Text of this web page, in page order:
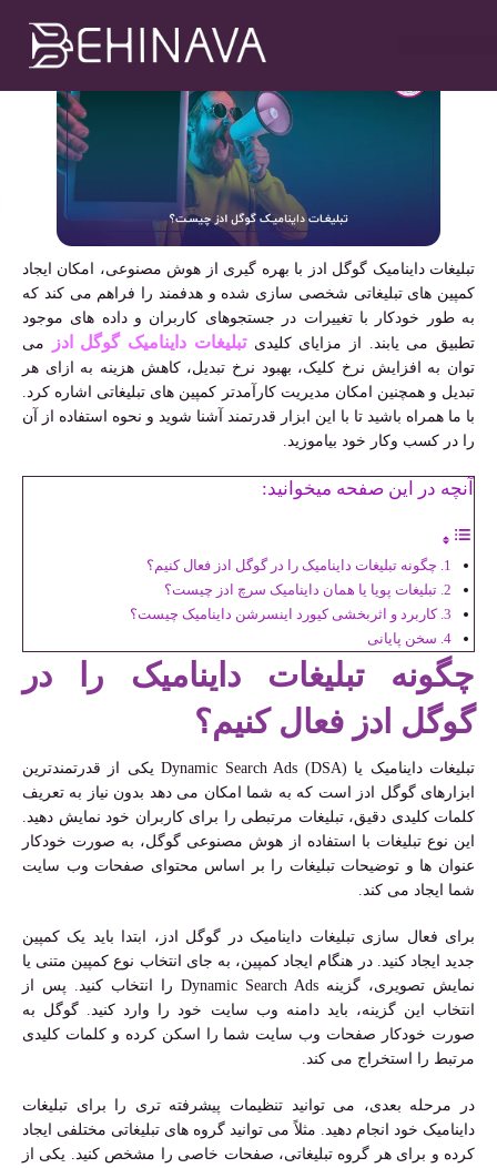
تبلیغات داینامیک گوگل ادز با بهره گیری از هوش مصنوعی، امکان ایجاد
کمپین های تبلیغاتی شخصی سازی شده و هدفمند را فراهم می کند که
به طور خودکار با تغییرات در جستجوهای کاربران و داده های موجود
تطبیق می یابند. از مزایای کلیدیتبلیغات داینامیک گوگل ادز
می
توان به افزایش نرخ کلیک، بهبود نرخ تبدیل، کاهش هزینه به ازای هر
تبدیل و همچنین امکان مدیریت کارآمدتر کمپین های تبلیغاتی اشاره کرد.
با ما همراه باشید تا با این ابزار قدرتمند آشنا شوید و نحوه استفاده از آن
را در کسب وکار خود بیاموزید.
آنچه در این صفحه میخوانید:
چگونه تبلیغات داینامیک را در گوگل ادز فعال کنیم؟
تبلیغات پویا یا همان داینامیک سرچ ادز چیست؟
کاربرد و اثربخشی کیورد اینسرشن داینامیک چیست؟
سخن پایانی
چگونه تبلیغات داینامیک را در
گوگل ادز فعال کنیم؟
تبلیغات داینامیک یا Dynamic Search Ads (DSA) یکی از قدرتمندترین
ابزارهای گوگل ادز است که به شما امکان می دهد بدون نیاز به تعریف
کلمات کلیدی دقیق، تبلیغات مرتبطی را برای کاربران خود نمایش دهید.
این نوع تبلیغات با استفاده از هوش مصنوعی گوگل، به صورت خودکار
عنوان ها و توضیحات تبلیغات را بر اساس محتوای صفحات وب سایت
شما ایجاد می کند.
برای فعال سازی تبلیغات داینامیک در گوگل ادز، ابتدا باید یک کمپین
جدید ایجاد کنید. در هنگام ایجاد کمپین، به جای انتخاب نوع کمپین متنی یا
نمایش تصویری، گزینه Dynamic Search Ads را انتخاب کنید. پس از
انتخاب این گزینه، باید دامنه وب سایت خود را وارد کنید. گوگل به
صورت خودکار صفحات وب سایت شما را اسکن کرده و کلمات کلیدی
مرتبط را استخراج می کند.
در مرحله بعدی، می توانید تنظیمات پیشرفته تری را برای تبلیغات
داینامیک خود انجام دهید. مثلاً می توانید گروه های تبلیغاتی مختلفی ایجاد
کرده و برای هر گروه تبلیغاتی، صفحات خاصی را مشخص کنید. یکی از